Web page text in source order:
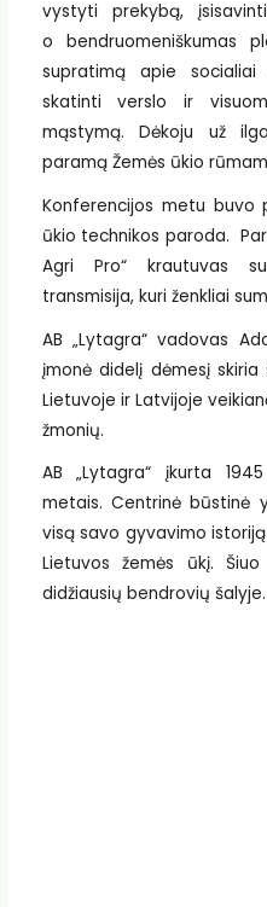
vystyti prekybą,
o bendruomeniškumas
supratimą apie socialiai
skatinti verslo ir
mąstymą. Dėkoju už
paramą Žemės ūkio
Konferencijos metu buvo
ūkio technikos paroda.
Agri Pro“ krautuvas
transmisija, kuri ženkliai
AB „Lytagra“ vadovas
įmonė didelį dėmesį
Lietuvoje ir Latvijoje
žmonių.
AB „Lytagra“ įkurta
metais. Centrinė būstinė
visą savo gyvavimo
Lietuvos žemės ūkį.
didžiausių bendrovių šalyje.